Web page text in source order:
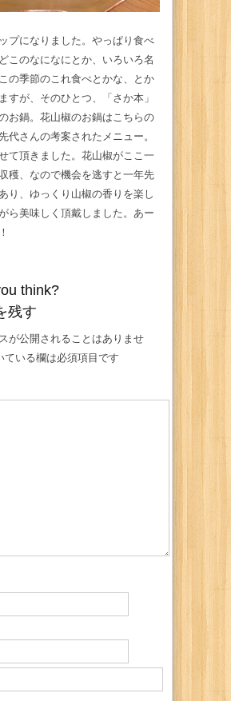
プになりました。やっぱり食べ
このなになにとか、いろいろ名
の季節のこれ食べとかな、とか
すが、そのひとつ、「さか本」
お鍋。花山椒のお鍋はこちらの
代さんの考案されたメニュー。
て頂きました。花山椒がここ一
穫、なので機会を逃すと一年先
り、ゆっくり山椒の香りを楽し
ら美味しく頂戴しました。あー
think?
残す
が公開されることはありませ
ている欄は必須項目です